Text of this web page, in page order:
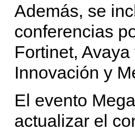
Además, se
conferencias
Fortinet,
Innovación y
El evento
actualizar el